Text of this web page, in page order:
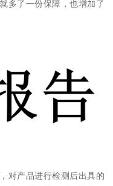
多了一份保障，也增加了
对产品进行检测后出具的